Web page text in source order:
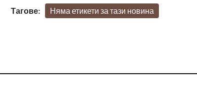
Тагове: Няма етикети за тази новина